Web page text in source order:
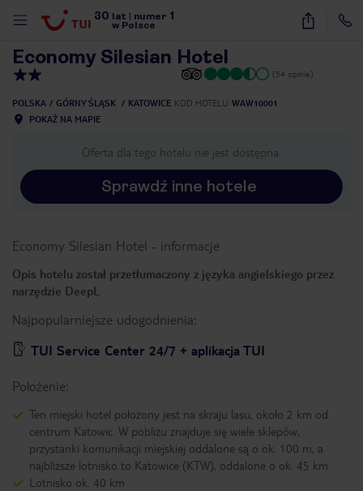
30 lat numer 1
w Polsce
26
Economy Silesian Hotel
(54 opinie)
POLSKA GÓRNY ŚLĄSK KATOWICE KOD HOTELU WAW10001
POKAŻ NA MAPIE
Oferta dla tego hotelu nie jest dostępna.
Sprawdź inne hotele
Economy Silesian Hotel - informacje
Opis hotelu został przetłumaczony z języka angielskiego przez
narzędzie DeepL
Najpopularniejsze udogodnienia:
TUI Service Center 24/7 + aplikacja TUI
Położenie:
Ten miejski hotel położony jest na skraju lasu, około 2 km od
centrum Katowic. W pobliżu znajduje się wiele sklepów,
przystanki komunikacji miejskiej oddalone są o ok. 100 m, a
najbliższe lotnisko to Katowice (KTW), oddalone o ok. 45 km.
Lotnisko ok. 40 km